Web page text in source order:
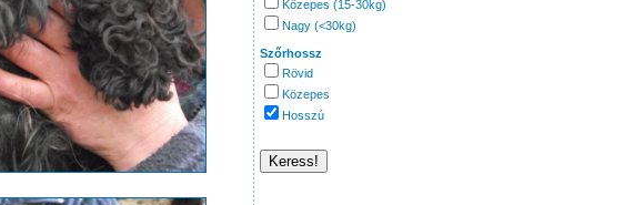
Közepes (15-30kg)
Nagy (<30kg)
Szőrhossz
Rövid
Közepes
Hosszú